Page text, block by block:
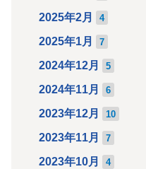
2025年2月 4
2025年1月 7
2024年12月 5
2024年11月 6
2023年12月 10
2023年11月 7
2023年10月 4